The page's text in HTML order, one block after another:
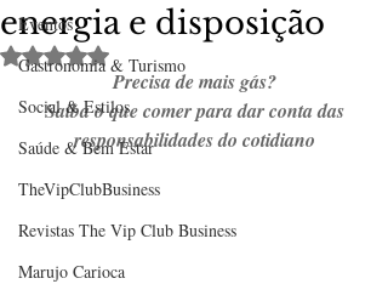
Eventos
Gastronomia & Turismo
Social & Estilos
Saúde & Bem Estar
TheVipClubBusiness
Revistas The Vip Club Business
Marujo Carioca
energia e disposição
Avaliado com NaN de 5 estrelas.
Precisa de mais gás?
Saiba o que comer para dar conta das
responsabilidades do cotidiano